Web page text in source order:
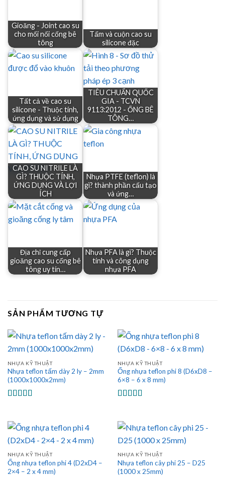
Gioăng - Joint cao su
cho mối nối cống bê
tông
Tấm và cuộn cao su
silicone đặc
Tất cả về cao su
silicone - Thuộc tính,
ứng dụng và sử dụng
TIÊU CHUẨN QUỐC
GIA - TCVN
9113:2012 - ỐNG BÊ
TÔNG…
CAO SU NITRILE LÀ
GÌ? THUỘC TÍNH,
ỨNG DỤNG VÀ LỢI
ÍCH
Nhựa PTFE (teflon) là
gì? thành phần cấu tạo
và ứng…
Địa chỉ cung cấp
gioăng cao su cống bê
tông uy tín…
Nhựa PFA là gì? Thuộc
tính và công dụng
nhựa PFA
SẢN PHẨM TƯƠNG TỰ
NHỰA KỸ THUẬT
Nhựa teflon tấm dày 2 ly – 2mm
(1000x1000x2mm)
sao
NHỰA KỸ THUẬT
Ống nhựa teflon phi 8 (D6xD8 –
6×8 – 6 x 8 mm)
sao
NHỰA KỸ THUẬT
Ống nhựa teflon phi 4 (D2xD4 –
2×4 – 2 x 4 mm)
NHỰA KỸ THUẬT
Nhựa teflon cây phi 25 – D25
(1000 x 25mm)